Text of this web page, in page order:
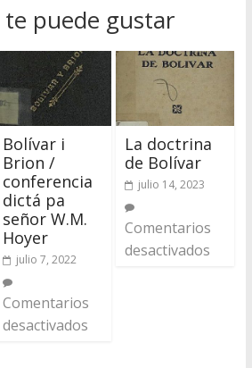
puede gustar
Bolívar i
Brion /
conferencia
dictá pa
señor W.M.
Hoyer
julio 7, 2022
Comentarios
desactivados
La doctrina
de Bolívar
julio 14, 2023
Comentarios
desactivados